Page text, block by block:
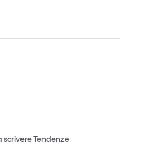
scrivere Tendenze